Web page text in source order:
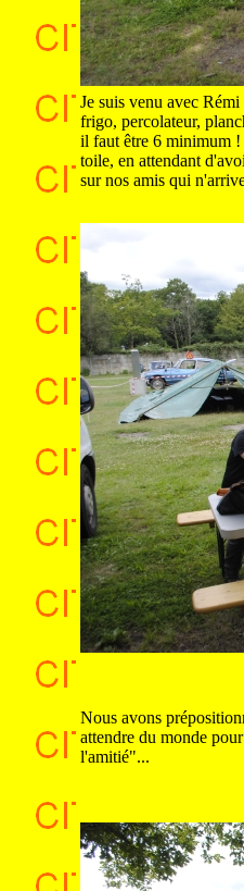
Je suis venu avec
frigo, percolateur,
il faut être 6 minimum !
toile, en attendant
sur nos amis qui
Nous avons
attendre du monde
l'amitié"...